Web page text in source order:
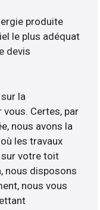
produite
le plus adéquat
devis
la
Certes, par
nous avons la
les travaux
sur votre toit
nous disposons
nous vous